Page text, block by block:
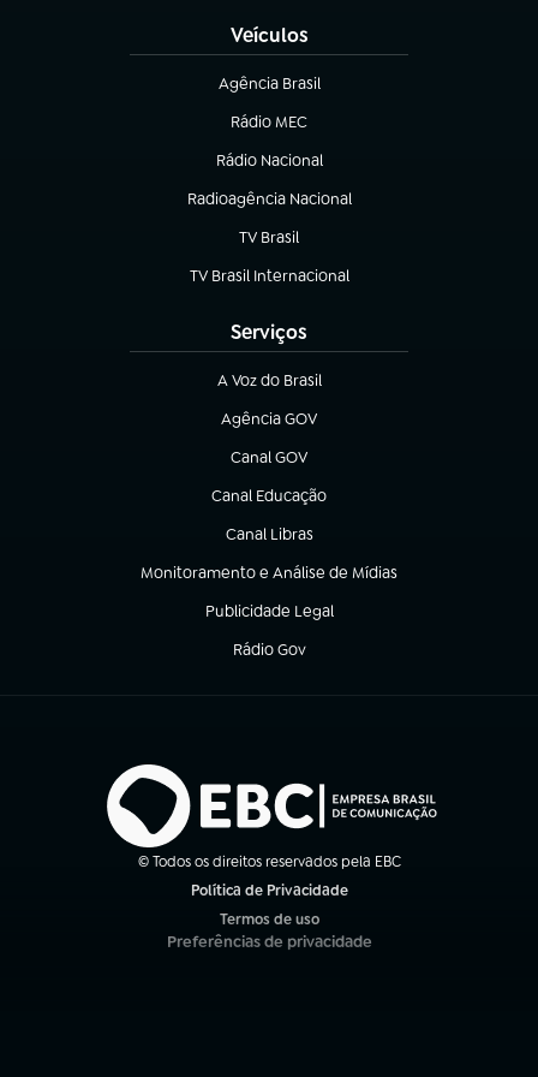
Veículos
Agência Brasil
(abre em nova aba)
Rádio MEC
(abre em nova aba)
Rádio Nacional
Radioagência Nacional
(abre em nova aba)
TV Brasil
(abre em nova aba)
TV Brasil Internacional
(abre em nova aba)
Serviços
A Voz do Brasil
(abre em nova aba)
Agência GOV
(abre em nova aba)
Canal GOV
(abre em nova aba)
Canal Educação
(abre em nova aba)
Canal Libras
(abre em nova aba)
Monitoramento e Análise de Mídias
(abre em nova aba)
Publicidade Legal
(abre em nova aba)
Rádio Gov
(abre em nova aba)
© Todos os direitos reservados pela EBC
Política de Privacidade
Termos de uso
(abre em nova aba)
Preferências de privacidade